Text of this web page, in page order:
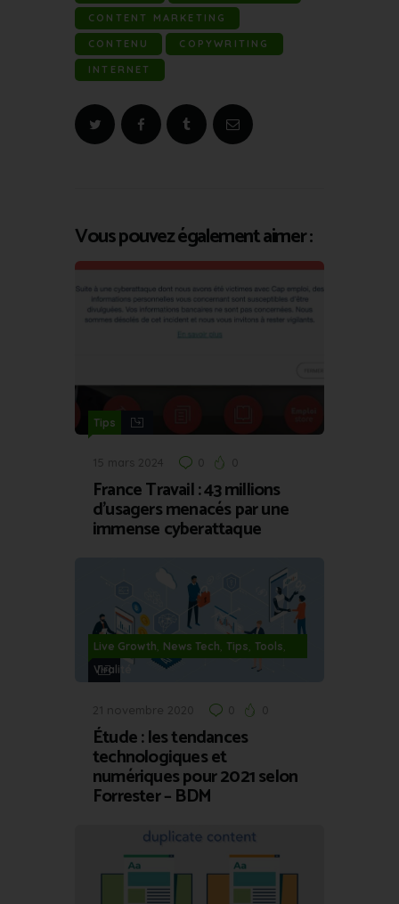
CONTENT MARKETING
CONTENU COPYWRITING
INTERNET
Vous pouvez également aimer :
Tips
15 mars 2024 0 0
France Travail : 43 millions
d’usagers menacés par une
immense cyberattaque
Live Growth, News Tech, Tips, Tools,
Viralité
21 novembre 2020 0 0
Étude : les tendances
technologiques et
numériques pour 2021 selon
Forrester – BDM